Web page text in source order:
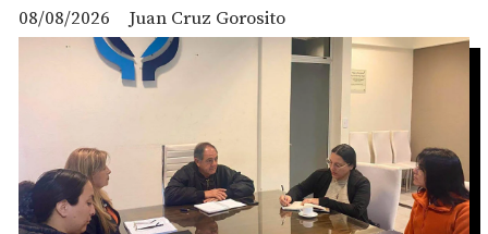
Juan Cruz Gorosito
08/08/2026